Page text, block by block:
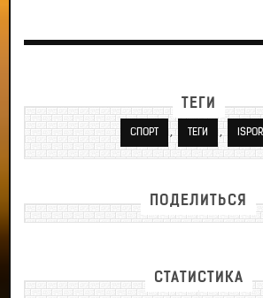
ТЕГИ
СПОРТ , ТЕГИ , ISPORT
ПОДЕЛИТЬСЯ
СТАТИСТИКА